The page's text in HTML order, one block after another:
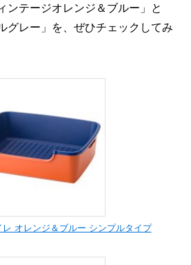
ンテージオレンジ＆ブルー」と
グレー」を、ぜひチェックしてみ
オレンジ＆ブルー シンプルタイプ